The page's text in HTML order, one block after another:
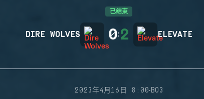
已结束
DIRE WOLVES 0:2 ELEVATE
2023年4月16日 8:00·BO3